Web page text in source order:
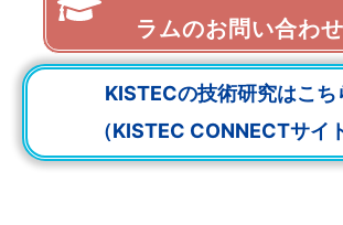
ラムのお問い合わ
KISTECの技術研究はこち
（KISTEC CONNECTサイト